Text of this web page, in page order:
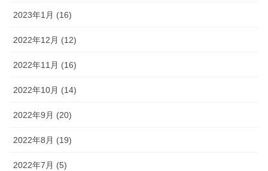
2023年1月 (16)
2022年12月 (12)
2022年11月 (16)
2022年10月 (14)
2022年9月 (20)
2022年8月 (19)
2022年7月 (5)